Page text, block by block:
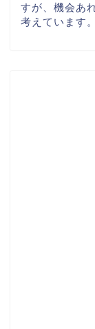
すが、機会あ
考えています。